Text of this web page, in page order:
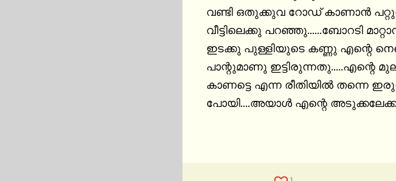
വണ്ടി ഒതുക്കുവ റോഡ്‌ കാണാൻ പറ്റുന്നില്ല റിസ്ക്‌ ആണു...വീട്ടിലേക്കു വിളിചു പറഞ്ഞേക്കു....ഞാൻ
വീട്ടിലെക്കു പറഞ്ഞു......ബോറടി
ഇടക്കു പുള്ളിയുടെ കണ്ണു എന്റെ
പാന്റുമാണു ഇട്ടിരുന്നതു.....എന്റെ
കാണട്ടെ എന്ന രീതിയിൽ തന്നെ
പോയി....അയാൾ എന്റെ